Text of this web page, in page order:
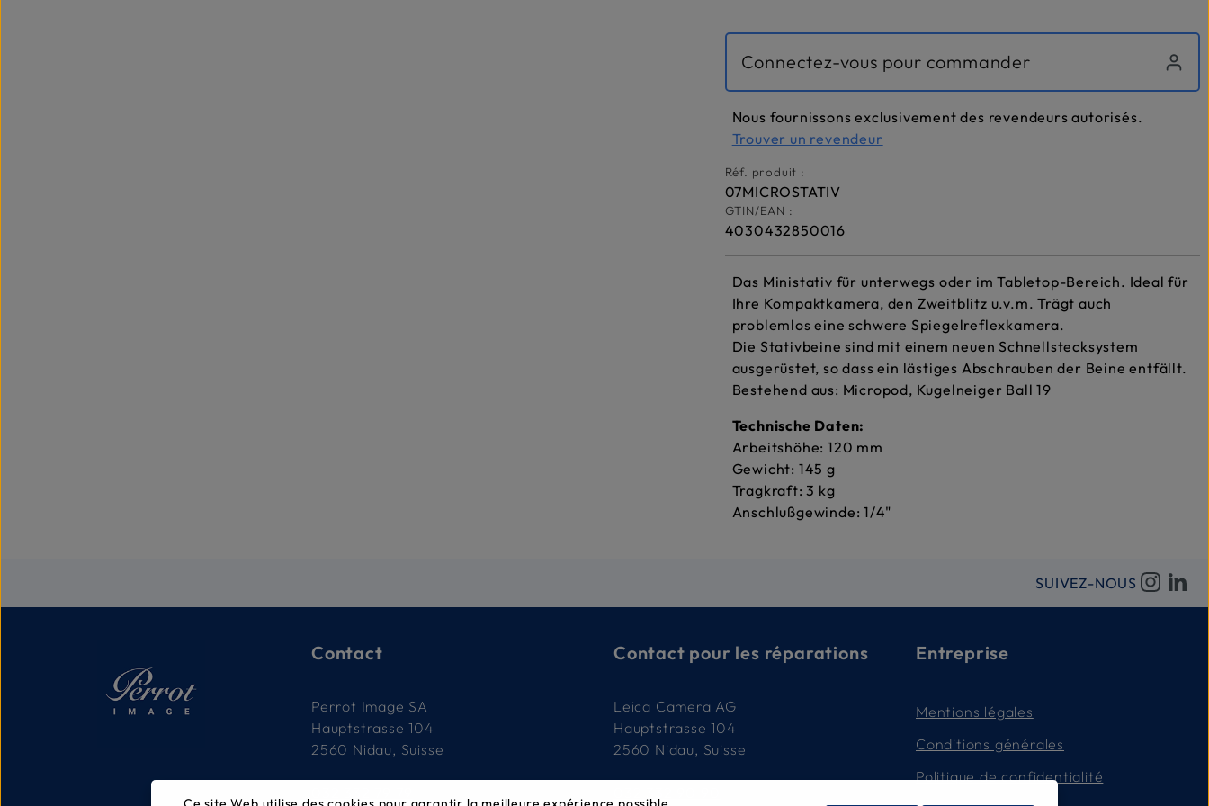
Connectez-vous pour commander
Nous fournissons exclusivement des revendeurs autorisés.
Trouver un revendeur
Réf. produit :
07MICROSTATIV
GTIN/EAN :
4030432850016
Das Ministativ für unterwegs oder im Tabletop-Bereich. Ideal für
Ihre Kompaktkamera, den Zweitblitz u.v.m. Trägt auch
problemlos eine schwere Spiegelreflexkamera.
Die Stativbeine sind mit einem neuen Schnellstecksystem
ausgerüstet, so dass ein lästiges Abschrauben der Beine entfällt.
Bestehend aus: Micropod, Kugelneiger Ball 19
Technische Daten:
Arbeitshöhe: 120 mm
Gewicht: 145 g
Tragkraft: 3 kg
Anschlußgewinde: 1/4"
SUIVEZ-NOUS
Contact
Perrot Image SA
Hauptstrasse 104
2560 Nidau, Suisse
Contact pour les réparations
Leica Camera AG
Hauptstrasse 104
2560 Nidau, Suisse
Entreprise
Mentions légales
Conditions générales
Politique de confidentialité